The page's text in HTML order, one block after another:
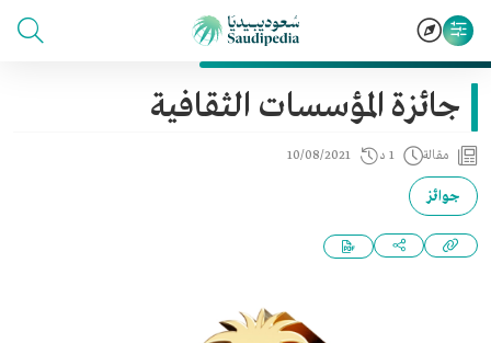
جائزة المؤسسات الثقافية
مقالة 1 د 10/08/2021
جوائز